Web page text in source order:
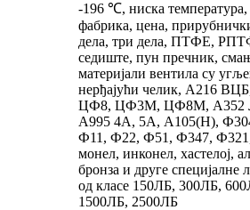
-196 ℃, ниска
фабрика, цена,
дела, три дела, ПТФЕ,
седиште, пун пречник,
материјали вентила су
нерђајући челик, А216
ЦФ8, ЦФ3М, ЦФ8М, А352
А995 4А, 5А, А105(Н),
Ф11, Ф22, Ф51, Ф347, Ф321,
монел, инконел, хастелој,
бронза и друге специјалне
од класе 150ЛБ, 300ЛБ,
1500ЛБ, 2500ЛБ